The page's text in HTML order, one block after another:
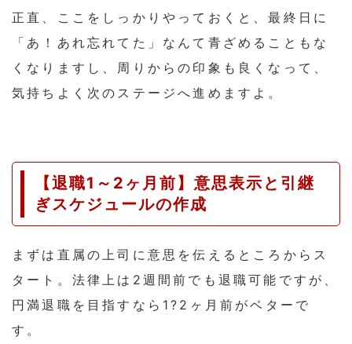
正直、ここをしっかりやっておくと、最終日に
「あ！あれ忘れてた」なんて青ざめることもな
くなりますし、周りからの印象も良くなって、
気持ちよく次のステージへ進めますよ。
【退職1～2ヶ月前】意思表示と引継
ぎスケジュールの作成
まずは直属の上司に意思を伝えるところからス
タート。法律上は2週間前でも退職可能ですが、
円満退職を目指すなら1?2ヶ月前がベターで
す。